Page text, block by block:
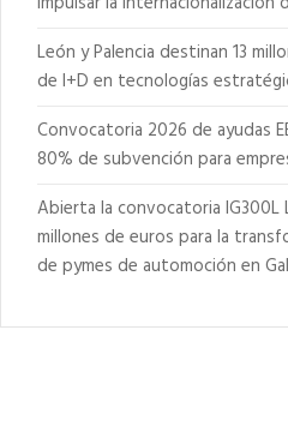
León y Palencia destinan 13
de I+D en tecnologías
Convocatoria 2026 de ayudas
80% de subvención para
Abierta la convocatoria IG300L
millones de euros para la
de pymes de automoción en